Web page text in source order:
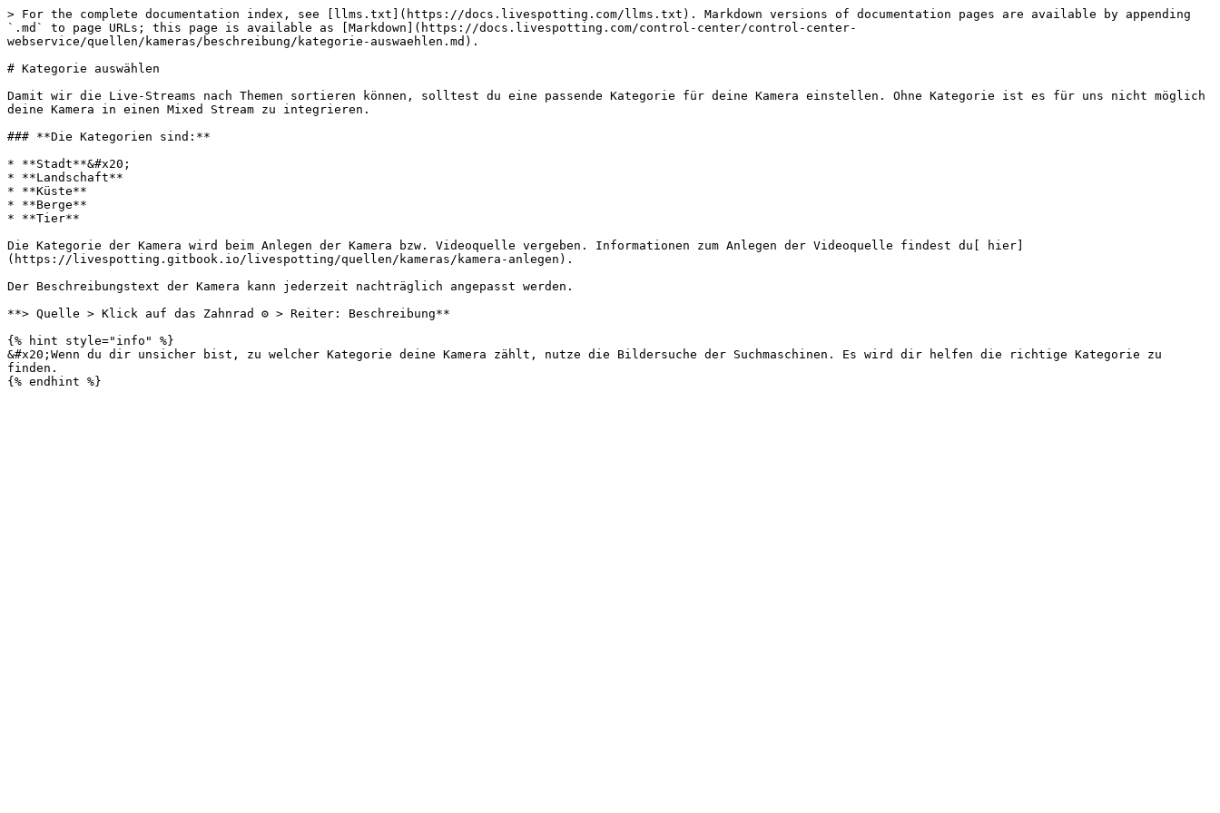
> For the complete documentation index, see [llms.txt](https://docs.livespotting.com/llms.txt). Markdown versions of documentation pages are available by appending
`.md` to page URLs; this page is available as [Markdown](https://docs.livespotting.com/control-center/control-center-
webservice/quellen/kameras/beschreibung/kategorie-auswaehlen.md).
# Kategorie auswählen
Damit wir die Live-Streams nach Themen sortieren können, solltest du eine passende Kategorie für deine Kamera einstellen. Ohne Kategorie ist es für uns nicht möglich
deine Kamera in einen Mixed Stream zu integrieren.
### **Die Kategorien sind:**
* **Stadt**&#x20;
* **Landschaft**
* **Küste**
* **Berge**
* **Tier**
Die Kategorie der Kamera wird beim Anlegen der Kamera bzw. Videoquelle vergeben. Informationen zum Anlegen der Videoquelle findest du[ hier]
(https://livespotting.gitbook.io/livespotting/quellen/kameras/kamera-anlegen).
Der Beschreibungstext der Kamera kann jederzeit nachträglich angepasst werden.
**> Quelle > Klick auf das Zahnrad ⚙️ > Reiter: Beschreibung**
{% hint style="info" %}
&#x20;Wenn du dir unsicher bist, zu welcher Kategorie deine Kamera zählt, nutze die Bildersuche der Suchmaschinen. Es wird dir helfen die richtige Kategorie zu
finden.